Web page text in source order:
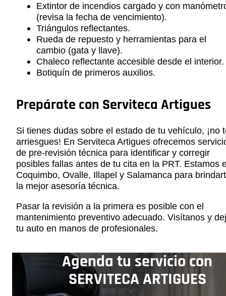
Extintor de incendios cargado y con
(revisa la fecha de vencimiento).
Triángulos reflectantes.
Rueda de repuesto y herramientas para el
cambio (gata y llave).
Chaleco reflectante accesible desde el interior.
Botiquín de primeros auxilios.
Prepárate con Serviteca Artigues
Si tienes dudas sobre el estado de tu vehículo, ¡no
arriesgues! En Serviteca Artigues ofrecemos
de pre-revisión técnica para identificar y corregir
posibles fallas antes de tu cita en la PRT. Estamos
Coquimbo, Ovalle, Illapel y Salamanca para
la mejor asesoría técnica.
Pasar la revisión a la primera es posible con el
mantenimiento preventivo adecuado. Visítanos y
tu auto en manos de profesionales.
Agenda tu servicio con
SERVITECA ARTIGUES